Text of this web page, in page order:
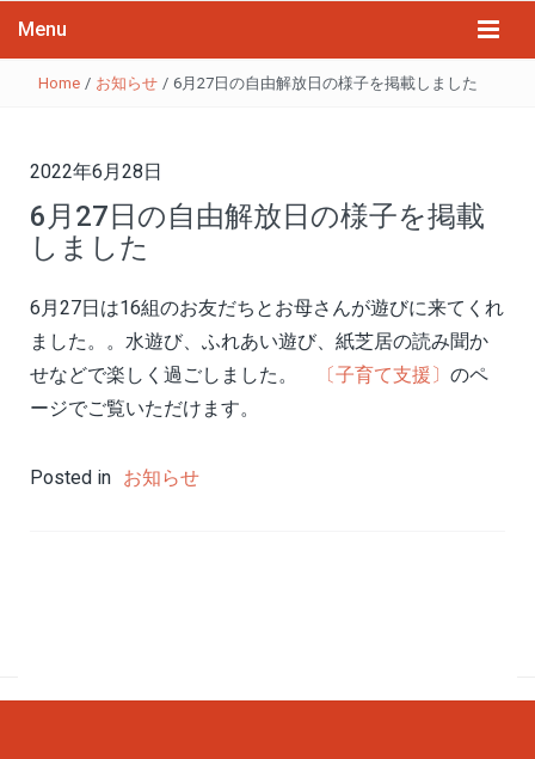
Menu
Home / お知らせ / 6月27日の自由解放日の様子を掲載しました
2022年6月28日
6月27日の自由解放日の様子を掲載
しました
6月27日は16組のお友だちとお母さんが遊びに来てくれ
ました。。水遊び、ふれあい遊び、紙芝居の読み聞か
せなどで楽しく過ごしました。
〔子育て支援〕 のペ
ージでご覧いただけます。
Posted in お知らせ
ビ